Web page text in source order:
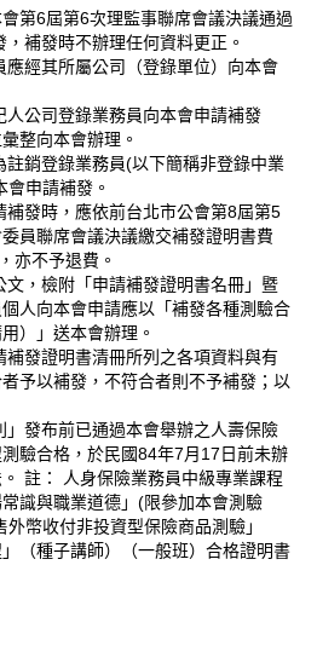
第6屆第6次理監事聯席會議決議通過
補發時不辦理任何資料更正。
應經其所屬公司（登錄單位）向本會
人公司登錄業務員向本會申請補發
整向本會辦理。
註銷登錄業務員(以下簡稱非登錄中業
申請補發。
補發時，應依前台北市公會第8屆第5
員聯席會議決議繳交補發證明書費
亦不予退費。
，檢附「申請補發證明書名冊」暨
人向本會申請應以「補發各種測驗合
）」送本會辦理。
發證明書清冊所列之各項資料與有
予以補發，不符合者則不予補發；以
」發布前已通過本會舉辦之人壽保險
驗合格，於民國84年7月17日前未辦
註： 人身保險業務員中級專業課程
識與職業道德」(限參加本會測驗
幣收付非投資型保險商品測驗」
」（種子講師）（一般班）合格證明書